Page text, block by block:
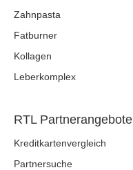
Zahnpasta
Fatburner
Kollagen
Leberkomplex
RTL Partnerangebote
Kreditkartenvergleich
Partnersuche